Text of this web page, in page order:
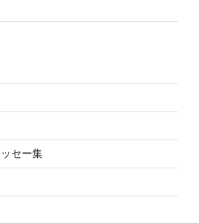
セー集